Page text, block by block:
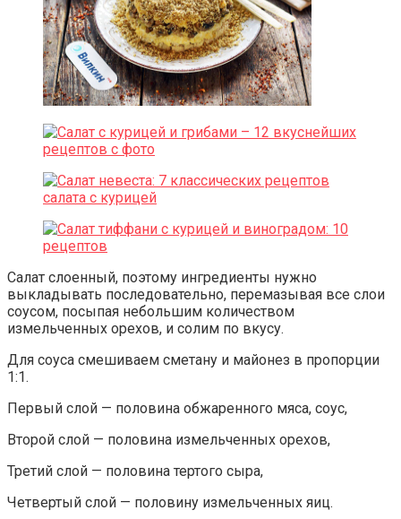
Салат слоенный, поэтому ингредиенты нужно
выкладывать последовательно, перемазывая все слои
соусом, посыпая небольшим количеством
измельченных орехов, и солим по вкусу.
Для соуса смешиваем сметану и майонез в пропорции
1:1.
Первый слой — половина обжаренного мяса, соус,
Второй слой — половина измельченных орехов,
Третий слой — половина тертого сыра,
Четвертый слой — половину измельченных яиц.